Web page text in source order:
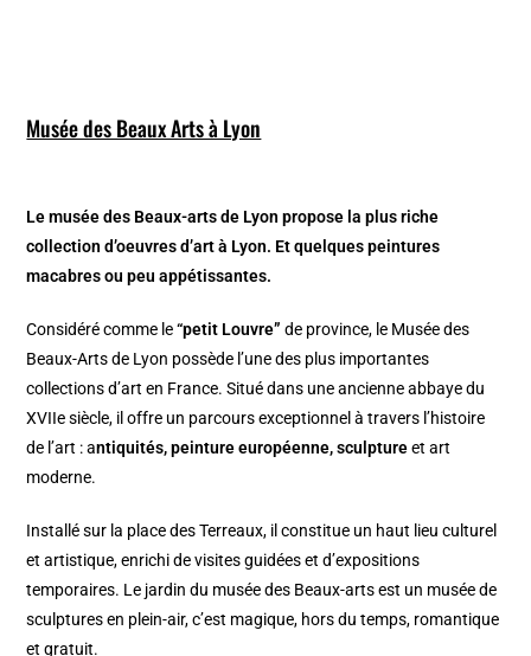
Musée des Beaux Arts à Lyon
Le musée des Beaux-arts de Lyon propose la plus riche
collection d’oeuvres d’art à Lyon. Et quelques peintures
macabres ou peu appétissantes.
Considéré comme le“petit Louvre”de province, le Musée des
Beaux-Arts de Lyon possède l’une des plus importantes
collections d’art en France. Situé dans une ancienne abbaye du
XVIIe siècle, il offre un parcours exceptionnel à travers l’histoire
de l’art : antiquités, peinture européenne, sculptureet art
moderne.
Installé sur la place des Terreaux, il constitue un haut lieu culturel
et artistique, enrichi de visites guidées et d’expositions
temporaires. Le jardin du musée des Beaux-arts est un musée de
sculptures en plein-air, c’est magique, hors du temps, romantique
et gratuit.